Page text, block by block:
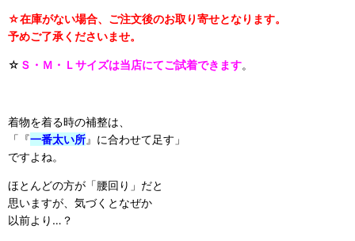
☆在庫がない場合、ご注文後のお取り寄せとなります。
予めご了承くださいませ。
☆ Ｓ・Ｍ・Ｌサイズは当店にてご試着できます。
着物を着る時の補整は、
「『一番太い所』に合わせて足す」
ですよね。
ほとんどの方が「腰回り」だと
思いますが、気づくとなぜか
以前より…？